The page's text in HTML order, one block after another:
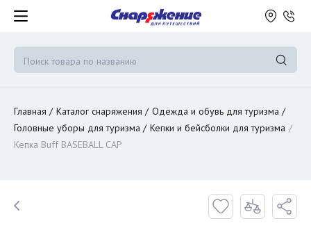
Главная Каталог снаряжения
Одежда и обувь для туризма
Головные уборы для туризма
Кепки и бейсболки для туризма
Кепка Buff BASEBALL CAP